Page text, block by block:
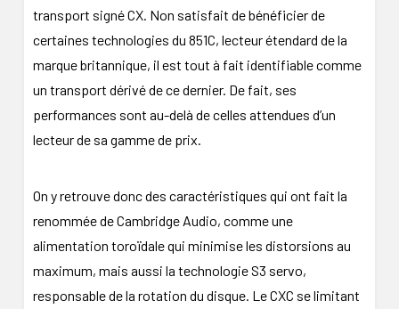
transport signé CX. Non satisfait de bénéficier de
certaines technologies du 851C, lecteur étendard de la
marque britannique, il est tout à fait identifiable comme
un transport dérivé de ce dernier. De fait, ses
performances sont au-delà de celles attendues d’un
lecteur de sa gamme de prix.
On y retrouve donc des caractéristiques qui ont fait la
renommée de Cambridge Audio, comme une
alimentation toroïdale qui minimise les distorsions au
maximum, mais aussi la technologie S3 servo,
responsable de la rotation du disque. Le CXC se limitant